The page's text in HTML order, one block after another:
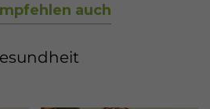
auch